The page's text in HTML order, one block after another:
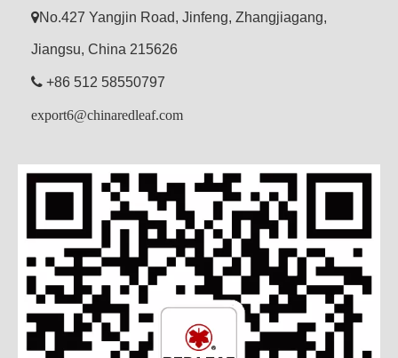
No.427 Yangjin Road, Jinfeng, Zhangjiagang,
Jiangsu, China 215626
 +86 512 58550797
export6@chinaredleaf.com